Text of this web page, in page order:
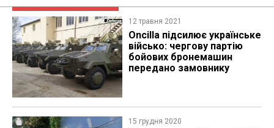
12 травня 2021
​Oncilla підсилює українське
військо: чергову партію
бойових бронемашин
передано замовнику
15 грудня 2020